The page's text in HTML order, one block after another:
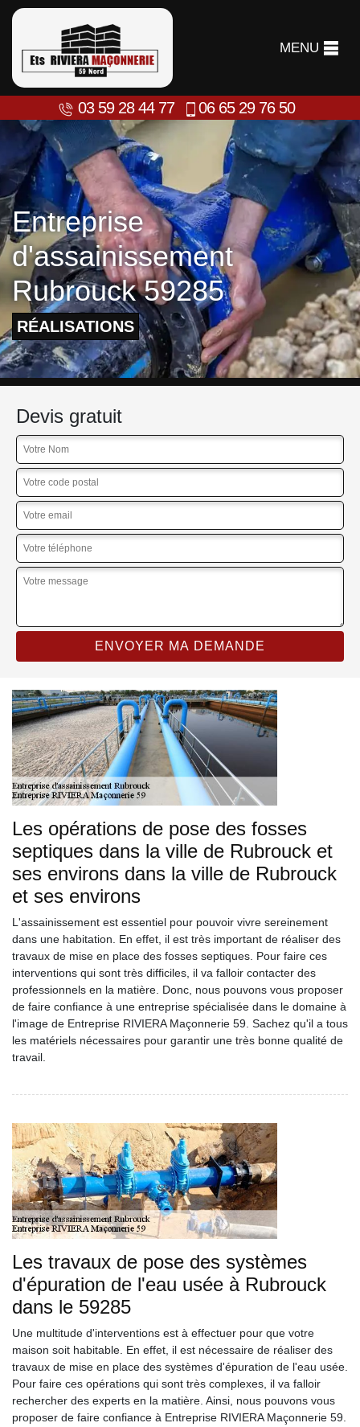
MENU
03 59 28 44 77 06 65 29 76 50
Entreprise
d'assainissement
Rubrouck 59285
RÉALISATIONS
Devis gratuit
Les opérations de pose des fosses
septiques dans la ville de Rubrouck et
ses environs dans la ville de Rubrouck
et ses environs
L'assainissement est essentiel pour pouvoir vivre sereinement
dans une habitation. En effet, il est très important de réaliser des
travaux de mise en place des fosses septiques. Pour faire ces
interventions qui sont très difficiles, il va falloir contacter des
professionnels en la matière. Donc, nous pouvons vous proposer
de faire confiance à une entreprise spécialisée dans le domaine à
l'image de Entreprise RIVIERA Maçonnerie 59. Sachez qu'il a tous
les matériels nécessaires pour garantir une très bonne qualité de
travail.
Les travaux de pose des systèmes
d'épuration de l'eau usée à Rubrouck
dans le 59285
Une multitude d'interventions est à effectuer pour que votre
maison soit habitable. En effet, il est nécessaire de réaliser des
travaux de mise en place des systèmes d'épuration de l'eau usée.
Pour faire ces opérations qui sont très complexes, il va falloir
rechercher des experts en la matière. Ainsi, nous pouvons vous
proposer de faire confiance à Entreprise RIVIERA Maçonnerie 59.